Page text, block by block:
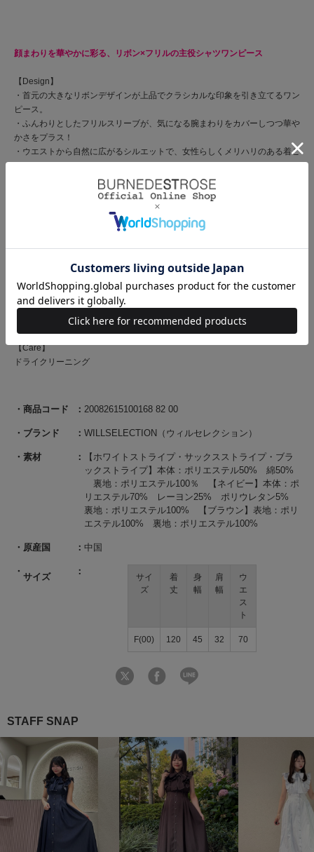
商品コード 20082615100168 82 00
ブランド WILLSELECTION（ウィルセレクション）
素材
【ホワイトストライプ・サックスストライプ・ブラ
ックストライプ】本体：ポリエステル50% 綿50%
裏地：ポリエステル100％ 【ネイビー】本体：ポ
リエステル70% レーヨン25% ポリウレタン5%
裏地：ポリエステル100% 【ブラウン】表地：ポリ
エステル100% 裏地：ポリエステル100%
原産国 中国
サイズ
サイ
ズ
着
丈
身
幅
肩
幅
ウ
エ
ス
ト
F(00) 120 45 32 70
STAFF SNAP
顔まわりを華やかに彩る、リボン×フリルの主役シャツワンピース
【Design】
・首元の大きなリボンデザインが上品でクラシカルな印象を引き立てるワン
ピース。
・ふんわりとしたフリルスリーブが、気になる腕まわりをカバーしつつ華や
かさをプラス！
・ウエストから自然に広がるシルエットで、女性らしくメリハリのある着こ
なしに。
・1枚でコーデが完成する主役ワンピースで、パンプスやサンダル合わせも
・後ろゴム仕様で着心地がよく、レースアップでシルエットを調整できるデ
・やわらかく軽やかな風合いで、動くたびにふんわりと揺れる素材感。
・ほどよい落ち感があり、きれいめにもカジュアルにも馴染む仕上がり。
・ホワイトストライプ、サックスストライプ、ネイビー、ブラックストライ
プの4色展開となります。
【Care】
ドライクリーニング